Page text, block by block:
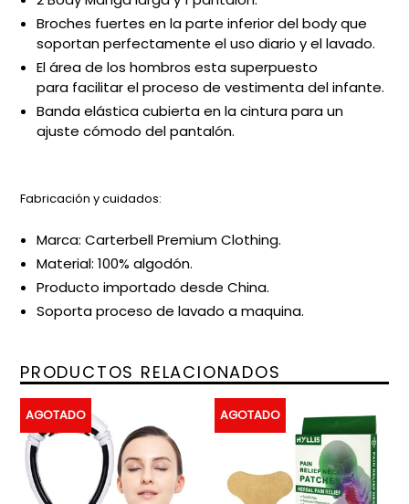
Broches fuertes en la parte inferior del body que
soportan perfectamente el uso diario y el lavado.
El área de los hombros esta superpuesto
para facilitar el proceso de vestimenta del infante.
Banda elástica cubierta en la cintura para un
ajuste cómodo del pantalón.
Fabricación y cuidados:
Marca: Carterbell Premium Clothing.
Material: 100% algodón.
Producto importado desde China.
Soporta proceso de lavado a maquina.
PRODUCTOS RELACIONADOS
AGOTADO AGOTADO